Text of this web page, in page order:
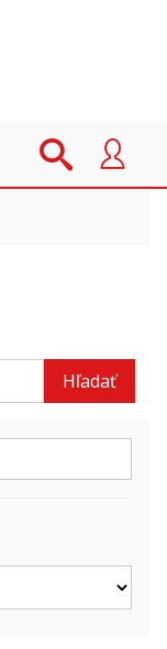
Hľadať